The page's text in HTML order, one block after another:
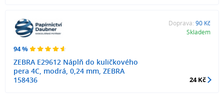
94 %
ZEBRA E29612 Náplň do kuličkového
pera 4C, modrá, 0,24 mm, ZEBRA
158436
Doprava: 90 Kč
Skladem
24 Kč